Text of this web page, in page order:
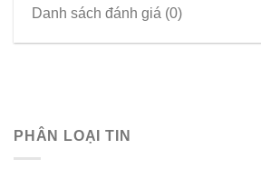
PHÂN LOẠI TIN
Danh sách đánh giá (0)